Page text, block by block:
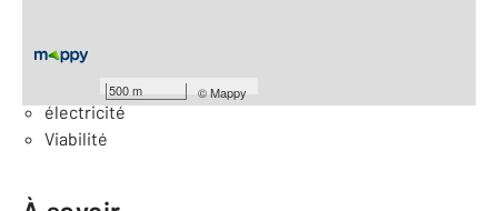
500 m ©Mappy
Général
électricité
Viabilité